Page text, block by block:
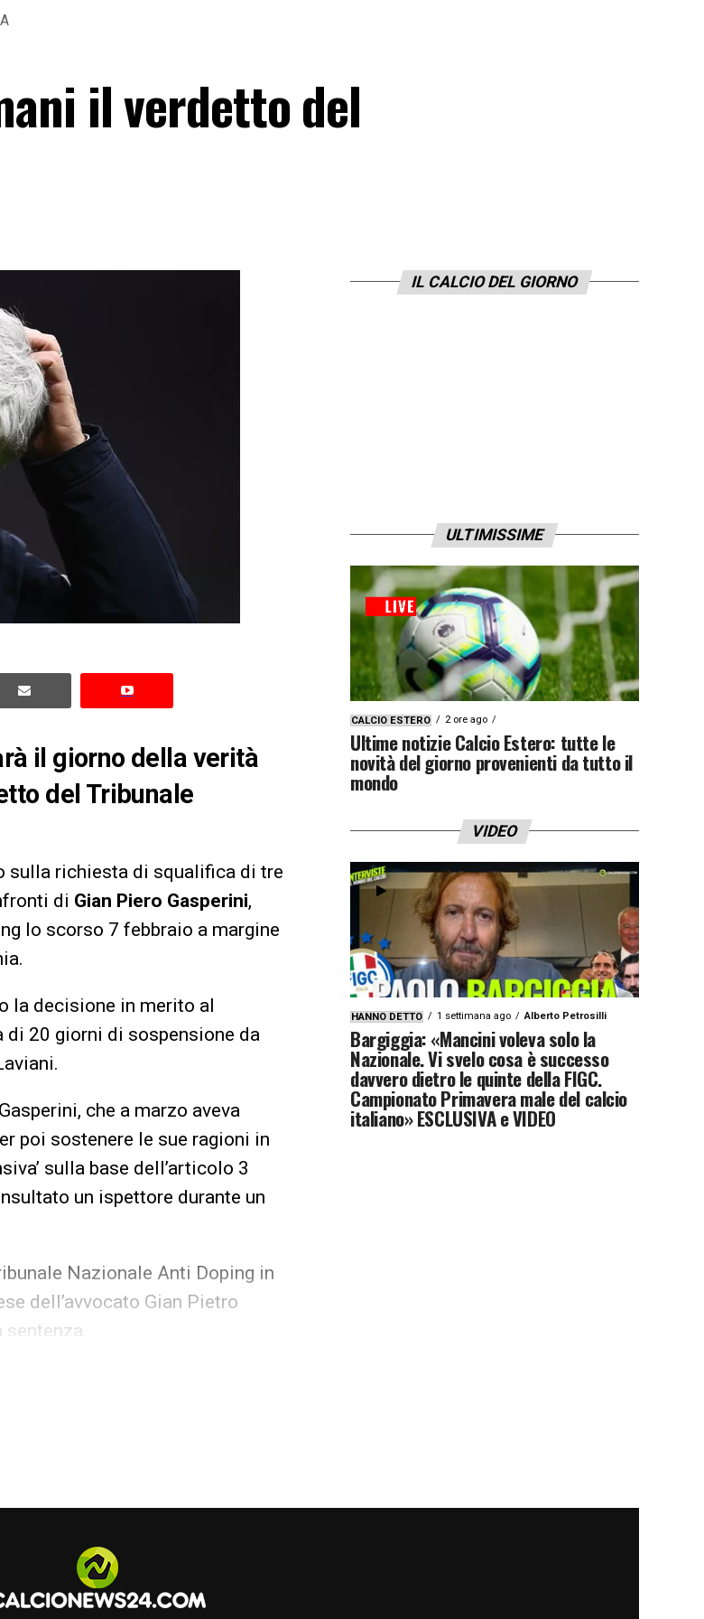
il verdetto del
il giorno della verità
del Tribunale
sulla richiesta di squalifica di tre
di Gian Piero Gasperini,
lo scorso 7 febbraio a margine
la decisione in merito al
di 20 giorni di sospensione da
che a marzo aveva
poi sostenere le sue ragioni in
sulla base dell’articolo 3
un ispettore durante un
Nazionale Anti Doping in
dell’avvocato Gian Pietro
IL CALCIO DEL GIORNO
ULTIMISSIME
CALCIO ESTERO 2 ore ago
Ultime notizie Calcio Estero: tutte le
novità del giorno provenienti da tutto il
mondo
VIDEO
HANNO DETTO 1 settimana ago Alberto Petrosilli
Bargiggia: «Mancini voleva solo la
Nazionale. Vi svelo cosa è successo
davvero dietro le quinte della FIGC.
Campionato Primavera male del calcio
italiano» ESCLUSIVA e VIDEO